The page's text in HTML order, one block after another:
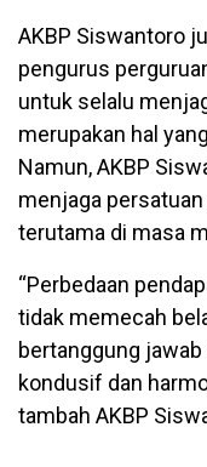
AKBP Siswantoro
pengurus
untuk selalu
merupakan hal
Namun, AKBP
menjaga
terutama di masa
“Perbedaan
tidak memecah
bertanggung
kondusif dan
tambah AKBP